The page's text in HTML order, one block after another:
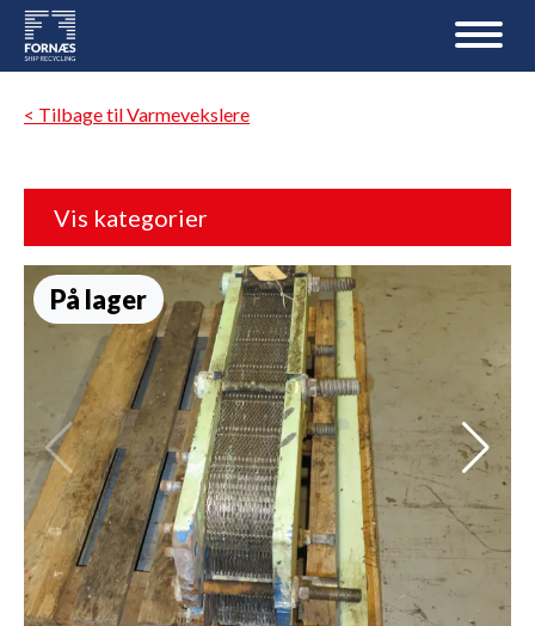
< Tilbage til Varmevekslere
Vis kategorier
På lager